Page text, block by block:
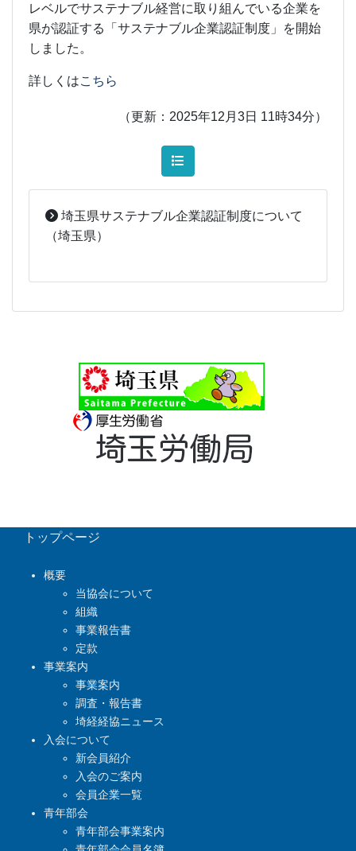
レベルでサステナブル経営に取り組んでいる企業を
県が認証する「サステナブル企業認証制度」を開始
しました。
詳しくはこちら
（更新：2025年12月3日 11時34分）
埼玉県サステナブル企業認証制度について
（埼玉県）
トップページ
概要
当協会について
組織
事業報告書
定款
事業案内
事業案内
調査・報告書
埼経経協ニュース
入会について
新会員紹介
入会のご案内
会員企業一覧
青年部会
青年部会事業案内